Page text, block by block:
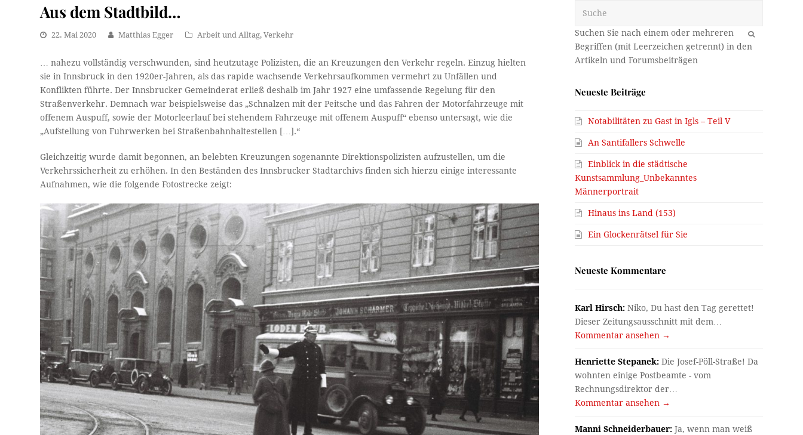
Aus dem Stadtbild…
22. Mai 2020 Matthias Egger Arbeit und Alltag,Verkehr
… nahezu vollständig verschwunden, sind heutzutage Polizisten, die an Kreuzungen den Verkehr regeln. Einzug hielten
sie in Innsbruck in den 1920er-Jahren, als das rapide wachsende Verkehrsaufkommen vermehrt zu Unfällen und
Konflikten führte. Der Innsbrucker Gemeinderat erließ deshalb im Jahr 1927 eine umfassende Regelung für den
Straßenverkehr. Demnach war beispielsweise das „Schnalzen mit der Peitsche und das Fahren der Motorfahrzeuge mit
offenem Auspuff, sowie der Motorleerlauf bei stehendem Fahrzeuge mit offenem Auspuff“ ebenso untersagt, wie die
„Aufstellung von Fuhrwerken bei Straßenbahnhaltestellen […].“
Gleichzeitig wurde damit begonnen, an belebten Kreuzungen sogenannte Direktionspolizisten aufzustellen, um die
Verkehrssicherheit zu erhöhen. In den Beständen des Innsbrucker Stadtarchivs finden sich hierzu einige interessante
Aufnahmen, wie die folgende Fotostrecke zeigt:
OK
Neueste Beiträge
Notabilitäten zu Gast in Igls – Teil V
An Santifallers Schwelle
Einblick in die städtische
Kunstsammlung_Unbekanntes
Männerportrait
Hinaus ins Land (153)
Ein Glockenrätsel für Sie
Neueste Kommentare
Karl Hirsch: Niko, Du hast den Tag gerettet!
Dieser Zeitungsausschnitt mit dem…
Kommentar ansehen →
Henriette Stepanek: Die Josef-Pöll-Straße! Da
wohnten einige Postbeamte - vom
Rechnungsdirektor der…
Kommentar ansehen →
Manni Schneiderbauer: Ja, wenn man weiß